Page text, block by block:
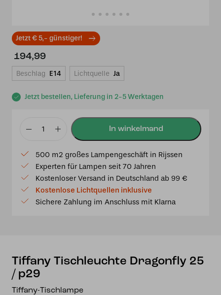
Jetzt € 5,- günstiger!
Jetzt bestellen, Lieferung in 2-5 Werktagen
194,99
Beschlag E14 Lichtquelle Ja
Tiffany
Dragonfly
25
/
p29
Menge
500 m2 großes Lampengeschäft in Rijssen
Experten für Lampen seit 70 Jahren
Kostenloser Versand in Deutschland ab 99 €
Kostenlose Lichtquellen inklusive
Sichere Zahlung im Anschluss mit Klarna
Tiffany Tischleuchte Dragonfly 25
/ p29
Tiffany-Tischlampe